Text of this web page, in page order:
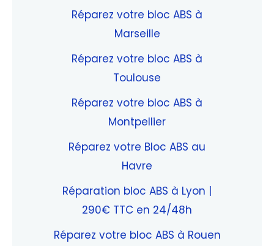
Réparez votre bloc ABS à
Marseille
Réparez votre bloc ABS à
Toulouse
Réparez votre bloc ABS à
Montpellier
Réparez votre Bloc ABS au
Havre
Réparation bloc ABS à Lyon |
290€ TTC en 24/48h
Réparez votre bloc ABS à Rouen